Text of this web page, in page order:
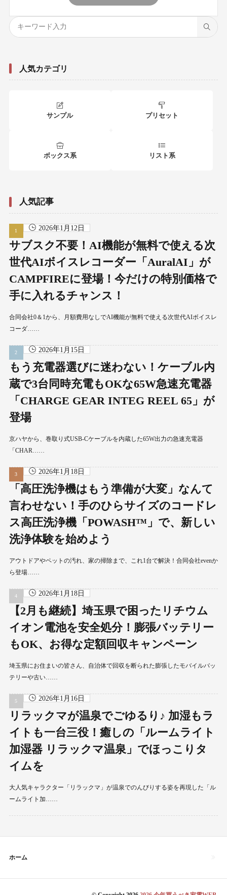
人気カテゴリ
サンプル プリセット
ボックス系 リスト系
人気記事
2026年1月12日
サブスク不要！AI機能が無料で使える次
世代AIボイスレコーダー「AuralAI」が
CAMPFIREに登場！今だけの特別価格で
手に入れるチャンス！
合同会社0＆1から、月額費用なしでAI機能が無料で使える次世代AIボイスレ
コーダ……
2026年1月15日
もう充電器選びに迷わない！ケーブル内
蔵で3台同時充電もOKな65W急速充電器
「CHARGE GEAR INTEG REEL 65」が
登場
京ハヤから、巻取り式USB-Cケーブルを内蔵した65W出力の急速充電器
「CHAR……
2026年1月18日
「高圧洗浄機はもう準備が大変」なんて
言わせない！手のひらサイズのコードレ
ス高圧洗浄機「POWASH™」で、新しい
洗浄体験を始めよう
アウトドアやペットの汚れ、家の掃除まで、これ1台で解決！合同会社evenか
ら登場……
2026年1月18日
【2月も継続】埼玉県で困ったリチウム
イオン電池を安全処分！膨張バッテリー
もOK、お得な定額回収キャンペーン
埼玉県にお住まいの皆さん、自治体で回収を断られた膨張したモバイルバッ
テリーや古い……
2026年1月16日
リラックマが温泉でごゆるり♪ 加湿もラ
イトも一台三役！癒しの「ルームライト
加湿器 リラックマ温泉」でほっこりタ
イムを
大人気キャラクター「リラックマ」が温泉でのんびりする姿を再現した「ル
ームライト加……
ホーム